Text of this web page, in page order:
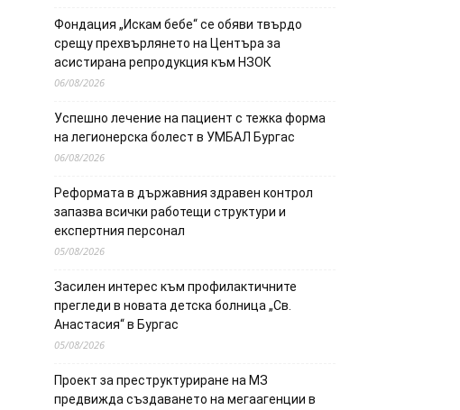
Фондация „Искам бебе“ се обяви твърдо
срещу прехвърлянето на Центъра за
асистирана репродукция към НЗОК
06/08/2026
Успешно лечение на пациент с тежка форма
на легионерска болест в УМБАЛ Бургас
06/08/2026
Реформата в държавния здравен контрол
запазва всички работещи структури и
експертния персонал
05/08/2026
Засилен интерес към профилактичните
прегледи в новата детска болница „Св.
Анастасия“ в Бургас
05/08/2026
Проект за преструктуриране на МЗ
предвижда създаването на мегаагенции в